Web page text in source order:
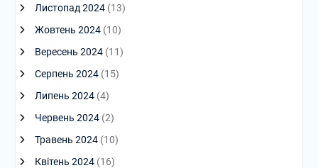
Листопад 2024(13)
Жовтень 2024(10)
Вересень 2024(11)
Серпень 2024(15)
Липень 2024(4)
Червень 2024(2)
Травень 2024(10)
Квітень 2024(16)